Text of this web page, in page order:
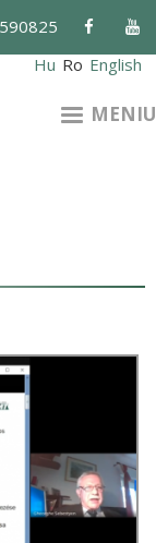
Hu Ro English
MENIU